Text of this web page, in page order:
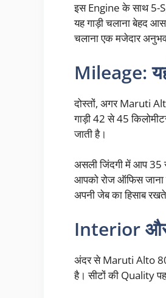
इस Engine के साथ 5-
यह गाड़ी चलाना बेहद
चलाना एक मजेदार
Mileage:
दोस्तों, अगर Maruti
गाड़ी 42 से 45
जाती है।
असली जिंदगी में आप 35
आपको रोज ऑफिस जाना
अपनी जेब का हिसाब
Interior
अंदर से Maruti Alto
है। सीटों की Quality